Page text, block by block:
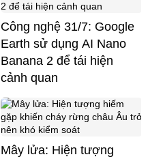
Công nghệ 31/7: Google
Earth sử dụng AI Nano
Banana 2 để tái hiện
cảnh quan
Mây lửa: Hiện tượng